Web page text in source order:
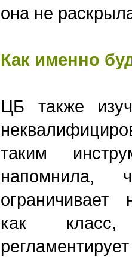
она не
Как именно
ЦБ также
таким
напомнила,
ограничивает
как